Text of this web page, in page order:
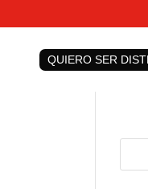
QUIERO SER